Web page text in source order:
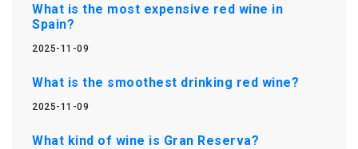
What is the most expensive red wine in
Spain?
2025-11-09
What is the smoothest drinking red wine?
2025-11-09
What kind of wine is Gran Reserva?